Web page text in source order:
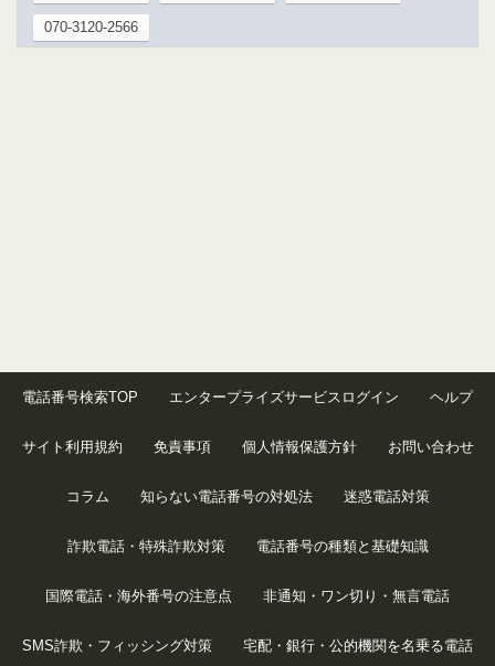
070-3120-2566
電話番号検索TOP エンタープライズサービスログイン ヘルプ
サイト利用規約 免責事項 個人情報保護方針 お問い合わせ
コラム 知らない電話番号の対処法 迷惑電話対策
詐欺電話・特殊詐欺対策 電話番号の種類と基礎知識
国際電話・海外番号の注意点 非通知・ワン切り・無言電話
SMS詐欺・フィッシング対策 宅配・銀行・公的機関を名乗る電話